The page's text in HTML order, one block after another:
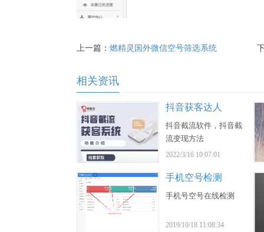
上一篇： 燃精灵国外微信空号筛选系统
相关资讯
抖音获客达人
抖音截流软件，抖音截
流变现方法
2022/3/16 10:07:01
手机空号检测
手机号空号在线检测
2019/10/18 11:08:34